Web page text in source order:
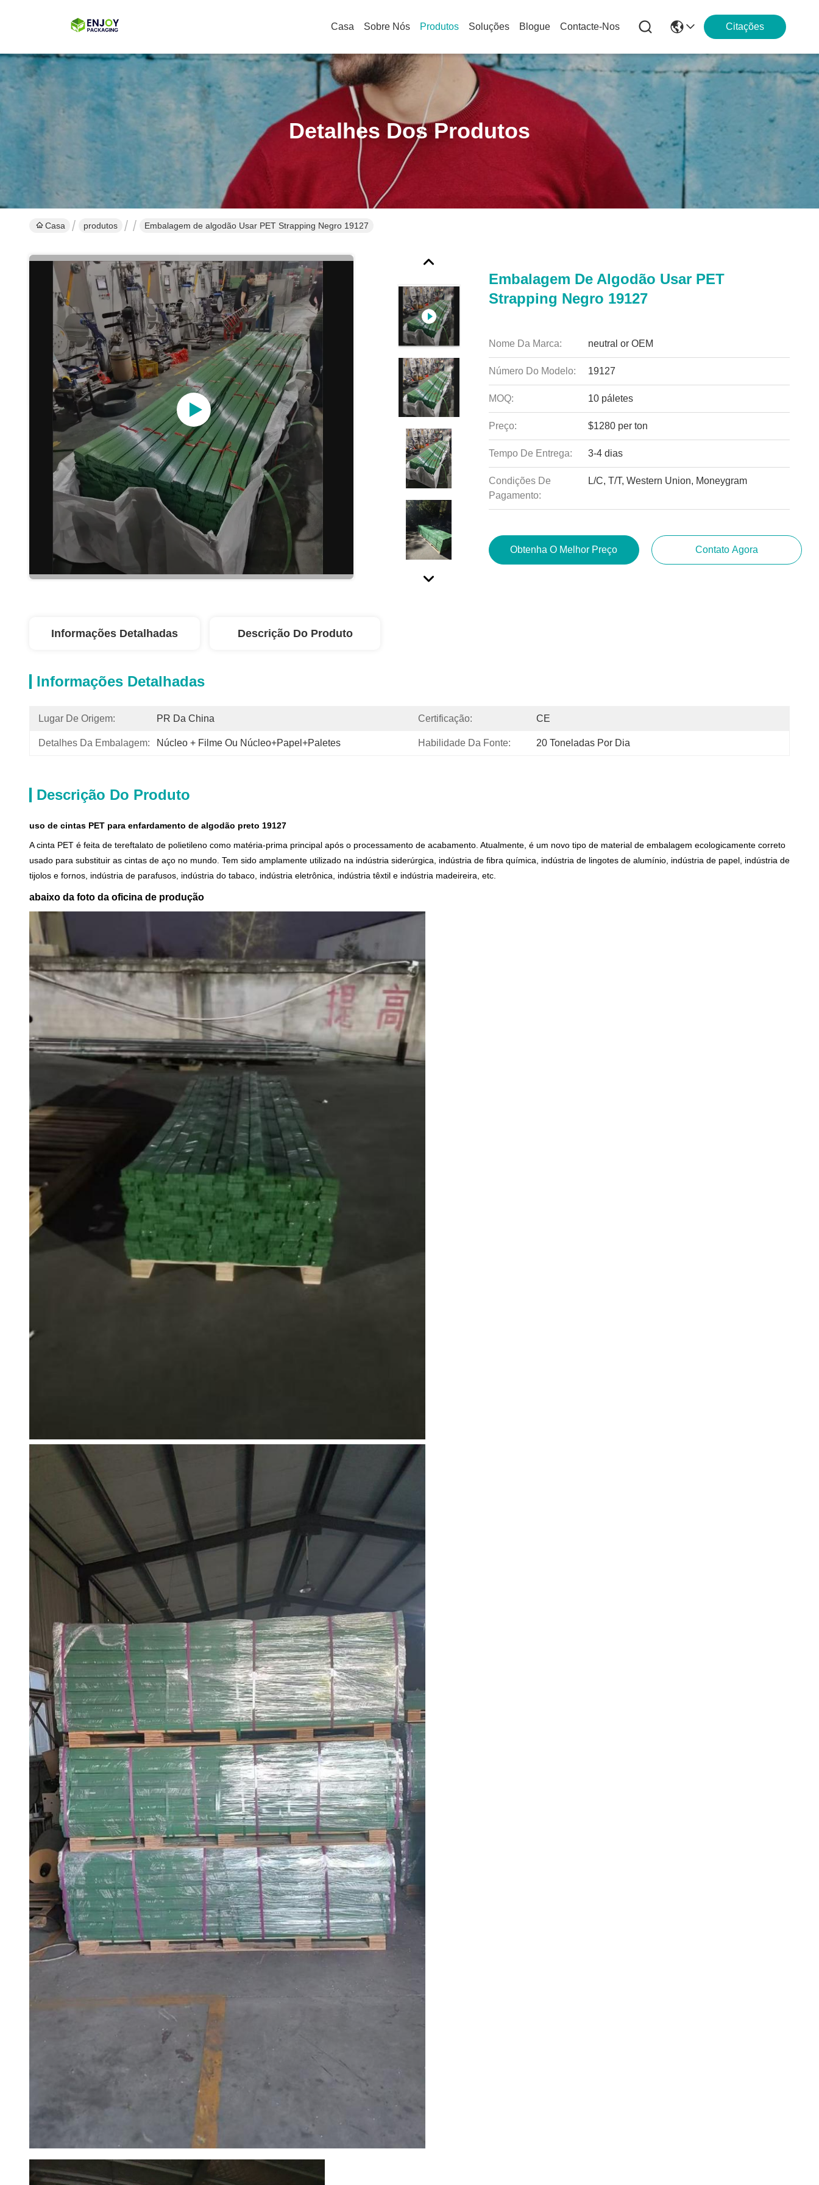
Casa Sobre Nós Produtos Soluções Blogue Contacte-Nos Citações
Detalhes Dos Produtos
Casa produtos Embalagem de algodão Usar PET Strapping Negro 19127
Embalagem De Algodão Usar PET
Strapping Negro 19127
Nome Da Marca: neutral or OEM
Número Do Modelo: 19127
MOQ: 10 páletes
Preço: $1280 per ton
Tempo De Entrega: 3-4 dias
Condições De
Pagamento:
L/C, T/T, Western Union, Moneygram
Obtenha O Melhor Preço Contato Agora
Informações Detalhadas Descrição Do Produto
Informações Detalhadas
Lugar De Origem: PR Da China Certificação: CE
Detalhes Da Embalagem: Núcleo + Filme Ou Núcleo+papel+paletes Habilidade Da Fonte: 20 Toneladas Por Dia
Descrição Do Produto
uso de cintas PET para enfardamento de algodão preto 19127
A cinta PET é feita de tereftalato de polietileno como matéria-prima principal após o processamento de acabamento. Atualmente, é um novo tipo de material de embalagem ecologicamente correto
usado para substituir as cintas de aço no mundo. Tem sido amplamente utilizado na indústria siderúrgica, indústria de fibra química, indústria de lingotes de alumínio, indústria de papel, indústria de
tijolos e fornos, indústria de parafusos, indústria do tabaco, indústria eletrônica, indústria têxtil e indústria madeireira, etc.
abaixo da foto da oficina de produção